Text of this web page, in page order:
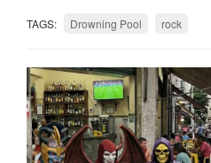
TAGS: Drowning Pool rock